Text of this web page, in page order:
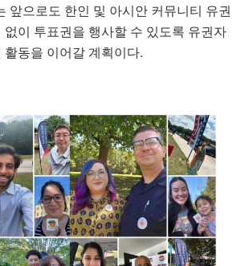
앞으로도 한인 및 아시안 커뮤니티 유권
없이 투표권을 행사할 수 있도록 유권자
동을 이어갈 계획이다.